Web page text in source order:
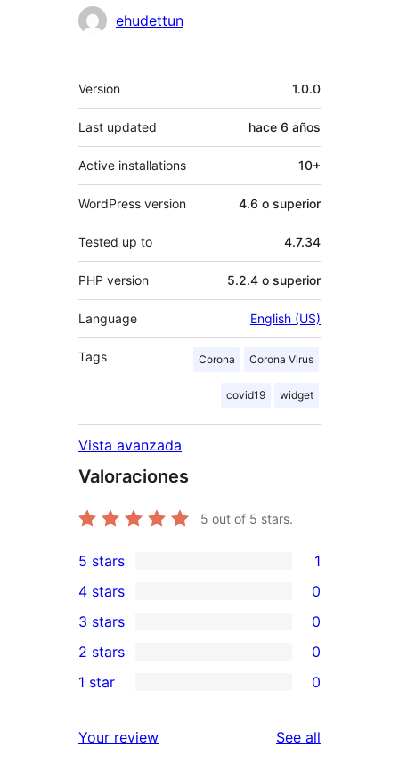
Colaboradores
ehudettun
Meta
Version 1.0.0
Last updated hace 6 años
Active installations 10+
WordPress version 4.6 o superior
Tested up to 4.7.34
PHP version 5.2.4 o superior
Language English (US)
Tags Corona Corona Virus
covid19 widget
Vista avanzada
Valoraciones
5 out of 5 stars.
1
5-
star
review
5 stars 1
4-
star
reviews
4 stars 0
0
3-
star
3 stars 0
2-
reviews
2 stars 0
star
1 star 0
Your review See all